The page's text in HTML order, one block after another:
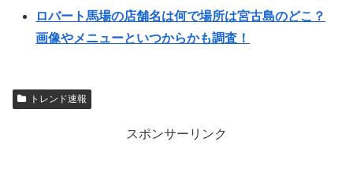
ロバート馬場の店舗名は何で場所は宮古島のどこ？
画像やメニューといつからかも調査！
トレンド速報
スポンサーリンク